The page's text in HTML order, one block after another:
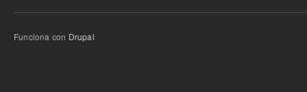
Funciona con Drupal